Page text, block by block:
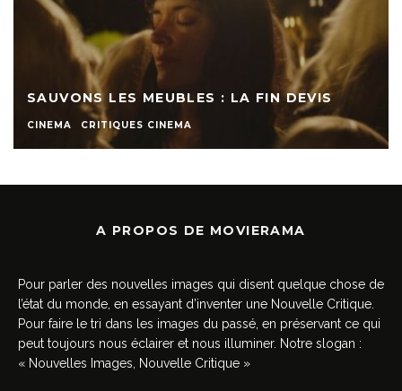
SAUVONS LES MEUBLES : LA FIN DEVIS
CINEMA CRITIQUES CINEMA
A PROPOS DE MOVIERAMA
Pour parler des nouvelles images qui disent quelque chose de
l’état du monde, en essayant d’inventer une Nouvelle Critique.
Pour faire le tri dans les images du passé, en préservant ce qui
peut toujours nous éclairer et nous illuminer. Notre slogan :
« Nouvelles Images, Nouvelle Critique »